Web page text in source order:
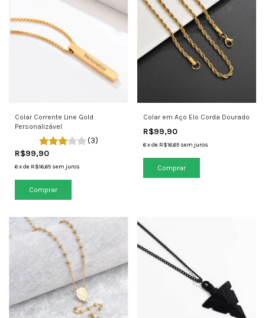
Colar Corrente Line Gold
Personalizável
(3)
R$99,90
6xde R$16,65 sem juros
Colar em Aço Elo Corda Dourado
R$99,90
6 xde R$16,65 sem juros